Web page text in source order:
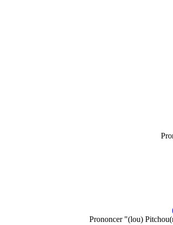
Prononcer "(lou)